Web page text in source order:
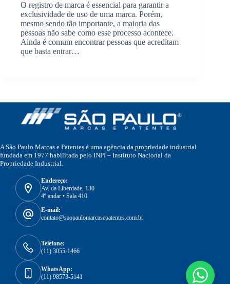
O registro de marca é essencial para garantir a
exclusividade de uso de uma marca. Porém,
mesmo sendo tão importante, a maioria das
pessoas não sabe como esse processo acontece.
Ainda é comum encontrar pessoas que acreditam
que basta entrar…
A São Paulo Marcas e Patentes é uma agência da propriedade industrial
fundada em 1977 habilitada pelo INPI – Instituto Nacional da
Propriedade Industrial.
Endereço:
Av. da Liberdade, 130
4º andar • Sala 410
E-mail:
contato@saopaulomarcasepatentes.com.br
Telefone:
(11) 3055-1466
WhatsApp:
(11) 98573-5141